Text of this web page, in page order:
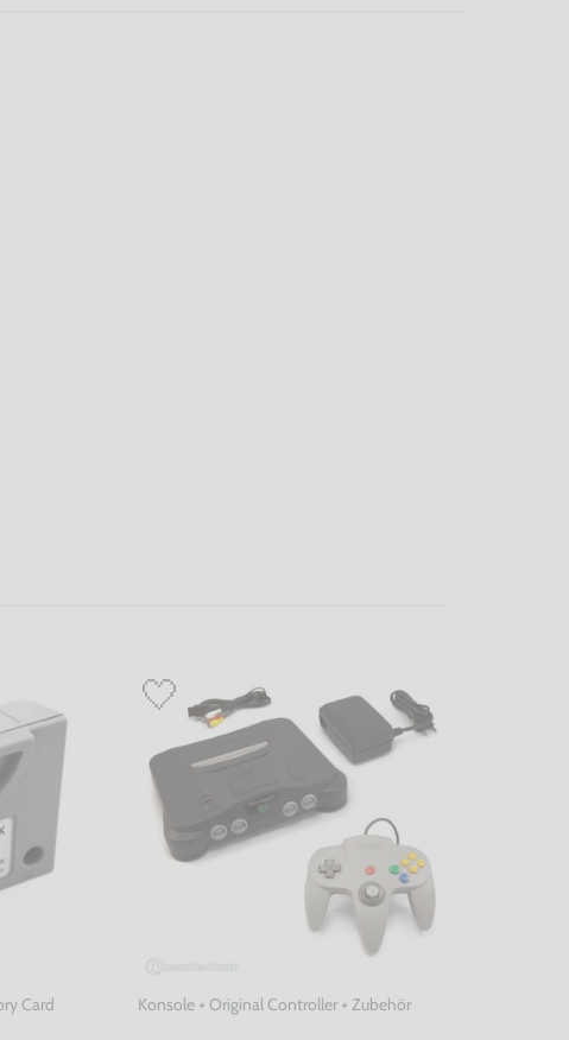
Card
Konsole + Original Controller + Zubehör